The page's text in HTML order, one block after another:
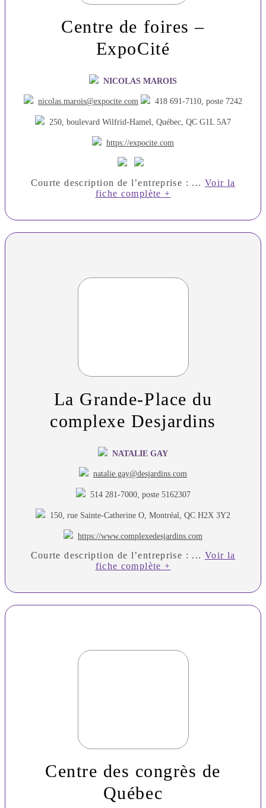
Centre de foires –
ExpoCité
NICOLAS MAROIS
nicolas.marois@expocite.com 418 691-7110, poste 7242
250, boulevard Wilfrid-Hamel, Québec, QC G1L 5A7
https://expocite.com
Courte description de l’entreprise : ... Voir la
fiche complète +
La Grande-Place du
complexe Desjardins
NATALIE GAY
natalie.gay@desjardins.com
514 281-7000, poste 5162307
150, rue Sainte-Catherine O, Montréal, QC H2X 3Y2
https://www.complexedesjardins.com
Courte description de l’entreprise : ... Voir la
fiche complète +
Centre des congrès de
Québec